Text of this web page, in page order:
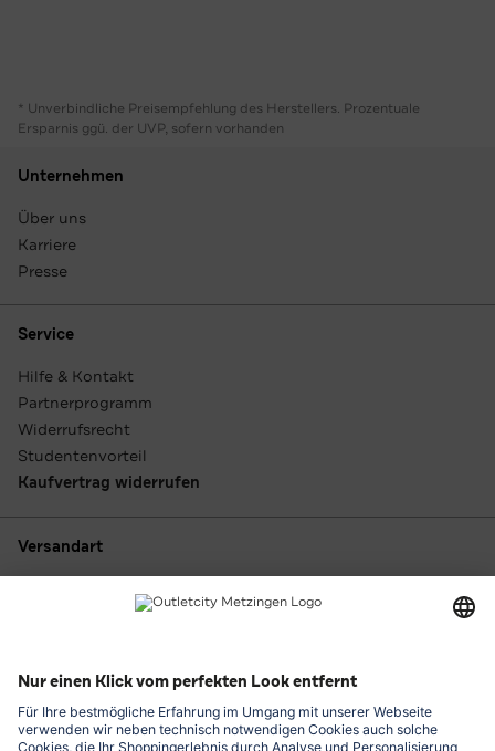
* Unverbindliche Preisempfehlung des Herstellers. Prozentuale
Ersparnis ggü. der UVP, sofern vorhanden
Unternehmen
Über uns
Karriere
Presse
Service
Hilfe & Kontakt
Partnerprogramm
Widerrufsrecht
Studentenvorteil
Kaufvertrag widerrufen
Versandart